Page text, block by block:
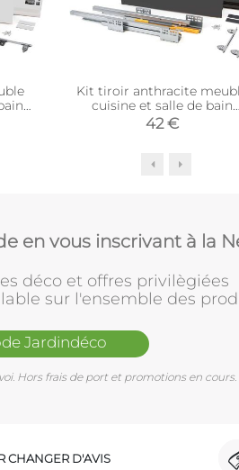
35 x
Kit tiroir anthracite
cuisine et salle de bain
Concept (Pour tiroir de 35
42 €
en vous inscrivant à la
déco et offres privilègiées
sur l'ensemble des
Jardindéco
Hors frais de port et promotions en cours.
CHANGER D'AVIS